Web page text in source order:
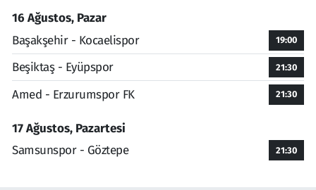
16 Ağustos, Pazar
Başakşehir - Kocaelispor
19:00
Beşiktaş - Eyüpspor 21:30
Amed - Erzurumspor FK 21:30
17 Ağustos, Pazartesi
Samsunspor - Göztepe
21:30